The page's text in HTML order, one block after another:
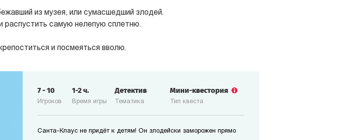
из музея, или сумасшедший злодей.
распустить самую нелепую сплетню.
и посмеяться вволю.
Игроков
7-10
Время игры
1-2ч.
Тематика
Детектив
Тип квеста
Мини-квестория
Санта-Клаус не придёт к детям! Он злодейски заморожен прямо